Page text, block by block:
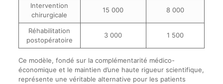
Intervention
chirurgicale
15 000 8 000
Réhabilitation
postopératoire
3 000 1 500
Ce modèle, fondé sur la complémentarité médico-
économique et le maintien d’une haute rigueur scientifique,
représente une véritable alternative pour les patients